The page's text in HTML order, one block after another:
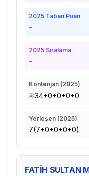
2025 Taban Puan
-
2025 Sıralama
-
Kontenjan (2025)
34+0+0+0+0
Yerleşen (2025)
7(7+0+0+0+0)
FATİH SULTAN